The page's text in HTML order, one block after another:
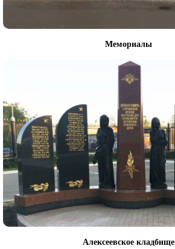
Мемориалы
Алексеевское кладбище